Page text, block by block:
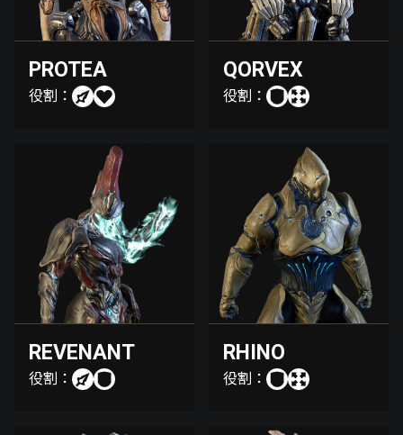
PROTEA
役割：
QORVEX
役割：
REVENANT
役割：
RHINO
役割：